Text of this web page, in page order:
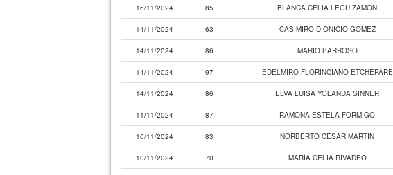
16/11/2024 85 BLANCA CELIA LEGUIZAMON
14/11/2024 63 CASIMIRO DIONICIO GOMEZ
14/11/2024 86 MARIO BARROSO
14/11/2024 97 EDELMIRO FLORINCIANO ETCHEPARE
14/11/2024 86 ELVA LUISA YOLANDA SINNER
11/11/2024 87 RAMONA ESTELA FORMIGO
10/11/2024 83 NORBERTO CESAR MARTIN
10/11/2024 70 MARÍA CELIA RIVADEO